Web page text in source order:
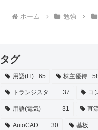
ホーム 勉強
タグ
用語(IT) 65 株主優待 58
トランジスタ 37 コ
用語(電気) 31 直
AutoCAD 30 基板